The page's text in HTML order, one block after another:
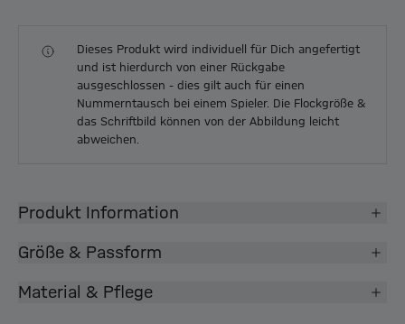
Dieses Produkt wird individuell für Dich angefertigt
und ist hierdurch von einer Rückgabe
ausgeschlossen - dies gilt auch für einen
Nummerntausch bei einem Spieler. Die Flockgröße &
das Schriftbild können von der Abbildung leicht
abweichen.
Produkt Information
Größe & Passform
Material & Pflege